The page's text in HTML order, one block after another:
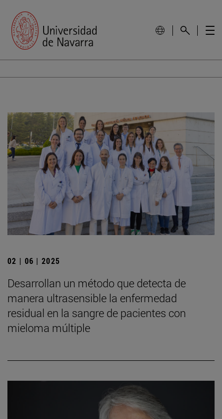
02 | 06 | 2025
Desarrollan un método que detecta de
manera ultrasensible la enfermedad
residual en la sangre de pacientes con
mieloma múltiple